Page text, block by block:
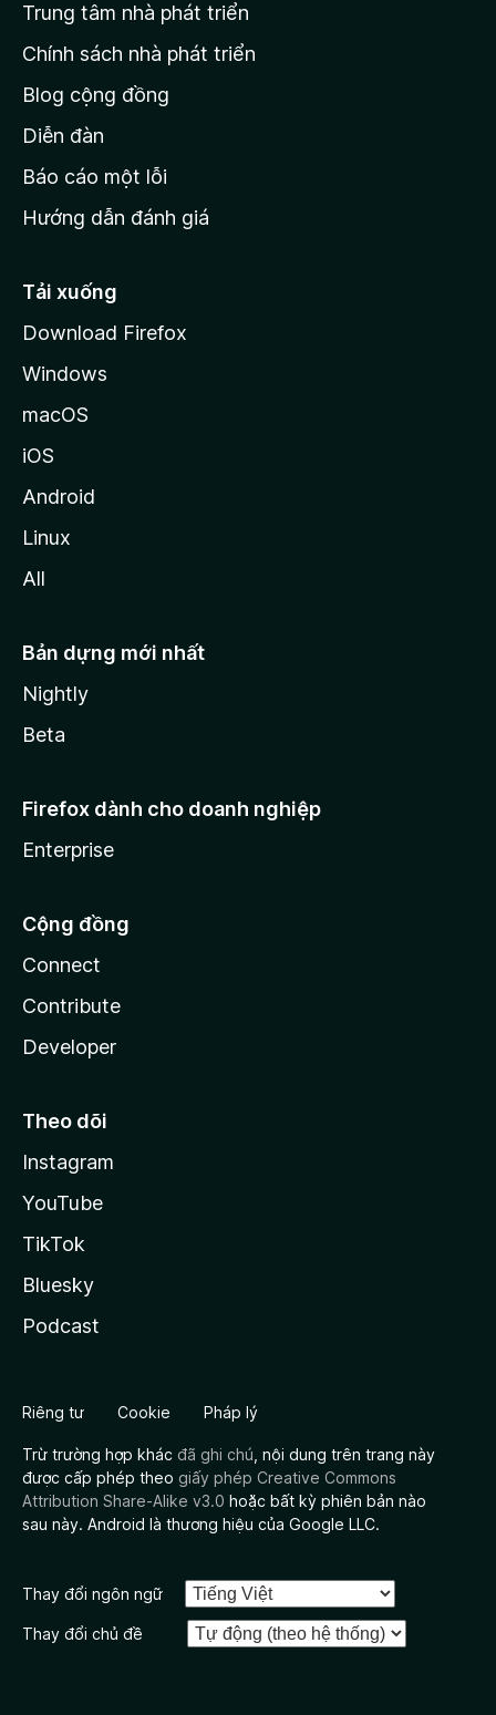
g
c
ủ
M
o
i
l
Trung tâm nhà phát triển
Chính sách nhà phát triển
Blog cộng đồng
Diễn đàn
Báo cáo một lỗi
Hướng dẫn đánh giá
Tải xuống
Download Firefox
Windows
macOS
iOS
Android
Linux
All
Bản dựng mới nhất
Nightly
Beta
Firefox dành cho doanh nghiệp
Enterprise
Cộng đồng
Connect
Contribute
Developer
Theo dõi
Instagram
YouTube
TikTok
Bluesky
Podcast
Riêng tư Cookie Pháp lý
Trừ trường hợp khác đã ghi chú , nội dung trên trang này
được cấp phép theo giấy phép Creative Commons
Attribution Share-Alike v3.0 hoặc bất kỳ phiên bản nào
sau này. Android là thương hiệu của Google LLC.
Thay đổi ngôn ngữ
Thay đổi chủ đề